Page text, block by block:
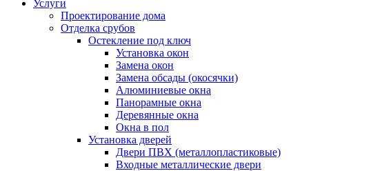
Услуги
Проектирование дома
Отделка срубов
Остекление под ключ
Установка окон
Замена окон
Замена обсады (окосячки)
Алюминиевые окна
Панорамные окна
Деревянные окна
Окна в пол
Установка дверей
Двери ПВХ (металлопластиковые)
Входные металлические двери